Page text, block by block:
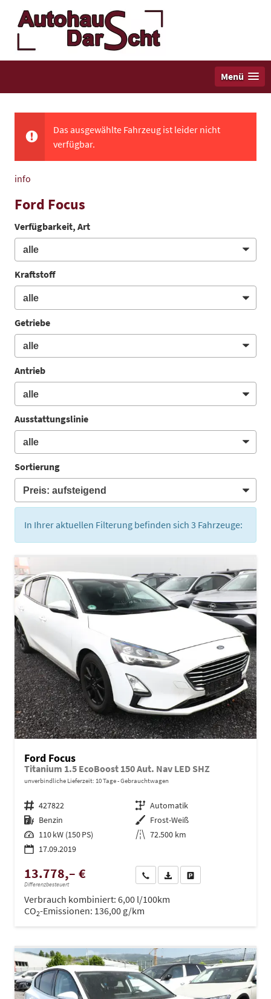
Menü
Das ausgewählte Fahrzeug ist leider nicht
verfügbar.
info
Ford Focus
Verfügbarkeit, Art
Kraftstoff
Getriebe
Antrieb
Ausstattungslinie
Sortierung
In Ihrer aktuellen Filterung befinden sich 3 Fahrzeuge:
Ford Focus
Titanium 1.5 EcoBoost 150 Aut. Nav LED SHZ
unverbindliche Lieferzeit: 10 Tage Gebrauchtwagen
Fahrzeugnr. 427822 Getriebe Automatik
Kraftstoff Benzin Außenfarbe Frost-Weiß
Leistung 110 kW (150 PS) Kilometerstand 72.500 km
17.09.2019
13.778,– €
Differenzbesteuert
Wir rufen Sie anPDF-Datei, Fahrzeugexposé
Verbrauch kombiniert: 6,00 l/100km
CO2-Emissionen: 136,00 g/km